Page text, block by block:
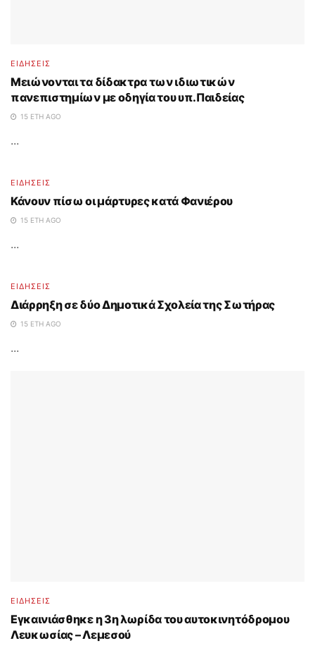
ΕΙΔΗΣΕΙΣ
Μειώνονται τα δίδακτρα των ιδιωτικών
πανεπιστημίων με οδηγία του υπ.Παιδείας
15 ΈΤΗ AGO
...
ΕΙΔΗΣΕΙΣ
Κάνουν πίσω οι μάρτυρες κατά Φανιέρου
15 ΈΤΗ AGO
...
ΕΙΔΗΣΕΙΣ
Διάρρηξη σε δύο Δημοτικά Σχολεία της Σωτήρας
15 ΈΤΗ AGO
...
ΕΙΔΗΣΕΙΣ
Εγκαινιάσθηκε η 3η λωρίδα του αυτοκινητόδρομου
Λευκωσίας – Λεμεσού